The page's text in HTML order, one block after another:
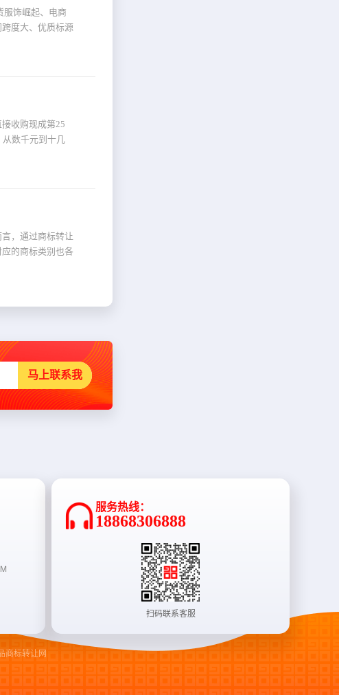
服饰崛起、电商
度大、优质标源
收购现成第25
数千元到十几
，通过商标转让
的商标类别也各
马上联系我
服务热线：
18868306888
扫码联系客服
商标转让网